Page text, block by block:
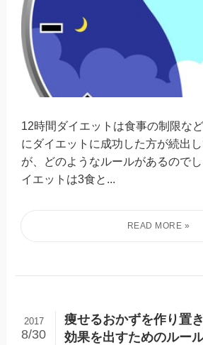
12時間ダイエットは食事の制限な
にダイエットに成功した方が続出
が、どのようなルールがあるので
イエットは3食と...
痩せるおかずを作り置
効果を出すためのルー
2017
8/30